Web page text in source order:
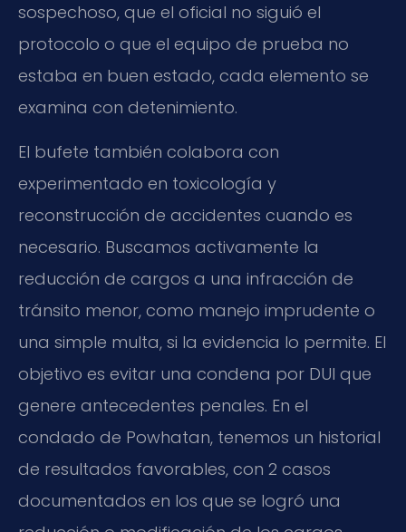
sospechoso, que el oficial no siguió el
protocolo o que el equipo de prueba no
estaba en buen estado, cada elemento se
examina con detenimiento.
El bufete también colabora con
experimentado en toxicología y
reconstrucción de accidentes cuando es
necesario. Buscamos activamente la
reducción de cargos a una infracción de
tránsito menor, como manejo imprudente o
una simple multa, si la evidencia lo permite. El
objetivo es evitar una condena por DUI que
genere antecedentes penales. En el
condado de Powhatan, tenemos un historial
de resultados favorables, con 2 casos
documentados en los que se logró una